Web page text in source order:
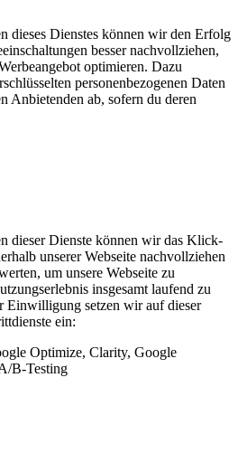
dieses Dienstes können wir den Erfolg
besser nachvollziehen,
optimieren. Dazu
personenbezogenen Daten
Anbietenden ab, sofern du deren
dieser Dienste können wir das Klick-
unserer Webseite nachvollziehen
um unsere Webseite zu
insgesamt laufend zu
Einwilligung setzen wir auf dieser
ein:
Optimize, Clarity, Google
B-Testing